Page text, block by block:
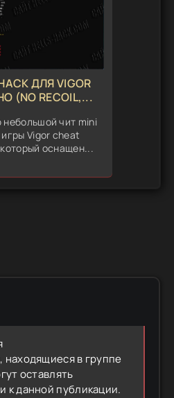
ДЛЯ VIGOR
(NO RECOIL,...
чит mini
Vigor cheat
оснащен...
находящиеся в группе
оставлять
к данной публикации.